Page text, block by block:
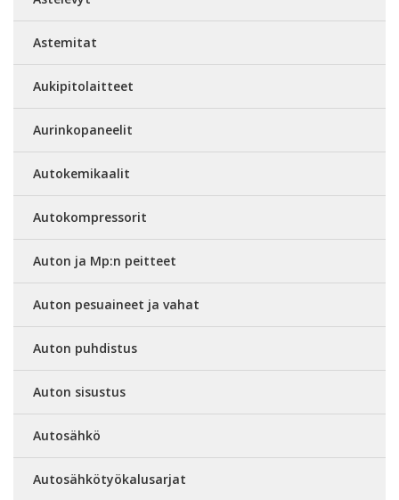
Astemitat
Aukipitolaitteet
Aurinkopaneelit
Autokemikaalit
Autokompressorit
Auton ja Mp:n peitteet
Auton pesuaineet ja vahat
Auton puhdistus
Auton sisustus
Autosähkö
Autosähkötyökalusarjat